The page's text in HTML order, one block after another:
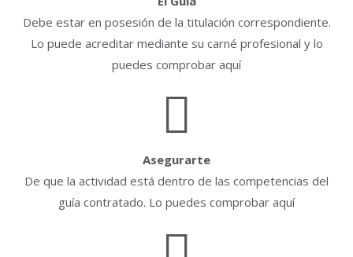
Debe estar en posesión de la titulación correspondiente.
Lo puede acreditar mediante su carné profesional y lo
puedes comprobar aquí
Asegurarte
De que la actividad está dentro de las competencias del
guía contratado. Lo puedes comprobar aquí